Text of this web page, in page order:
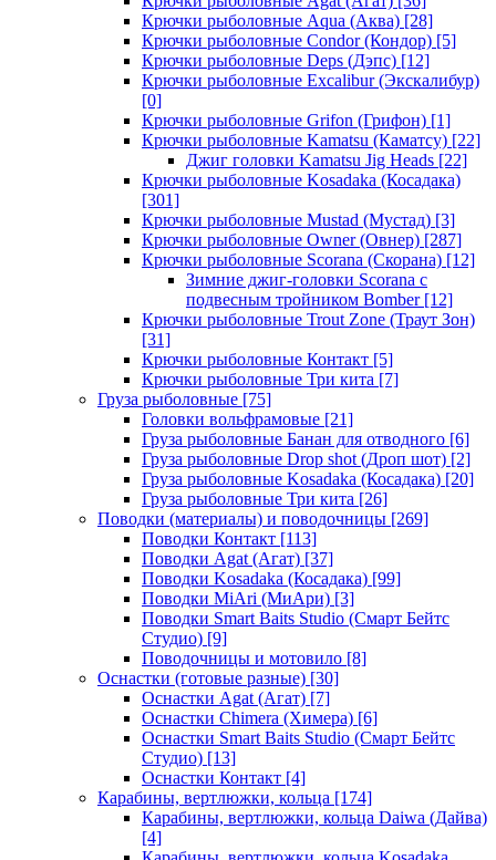
Крючки рыболовные Aqua (Аква) [28]
Крючки рыболовные Condor (Кондор) [5]
Крючки рыболовные Deps (Дэпс) [12]
Крючки рыболовные Excalibur (Экскалибур)
[0]
Крючки рыболовные Grifon (Грифон) [1]
Крючки рыболовные Kamatsu (Каматсу) [22]
Джиг головки Kamatsu Jig Heads [22]
Крючки рыболовные Kosadaka (Косадака)
[301]
Крючки рыболовные Mustad (Мустад) [3]
Крючки рыболовные Owner (Овнер) [287]
Крючки рыболовные Scorana (Скорана) [12]
Зимние джиг-головки Scorana с
подвесным тройником Bomber[12]
Крючки рыболовные Trout Zone (Траут Зон)
[31]
Крючки рыболовные Контакт [5]
Крючки рыболовные Три кита [7]
Груза рыболовные [75]
Головки вольфрамовые [21]
Груза рыболовные Банан для отводного [6]
Груза рыболовные Drop shot (Дроп шот) [2]
Груза рыболовные Kosadaka (Косадака) [20]
Груза рыболовные Три кита [26]
Поводки (материалы) и поводочницы [269]
Поводки Контакт [113]
Поводки Agat (Агат) [37]
Поводки Kosadaka (Косадака) [99]
Поводки MiAri (МиАри) [3]
Поводки Smart Baits Studio (Смарт Бейтс
Студио) [9]
Поводочницы и мотовило [8]
Оснастки (готовые разные) [30]
Оснастки Agat (Агат) [7]
Оснастки Chimera (Химера) [6]
Оснастки Smart Baits Studio (Смарт Бейтс
Студио) [13]
Оснастки Контакт [4]
Карабины, вертлюжки, кольца [174]
Карабины, вертлюжки, кольца Daiwa (Дайва)
[4]